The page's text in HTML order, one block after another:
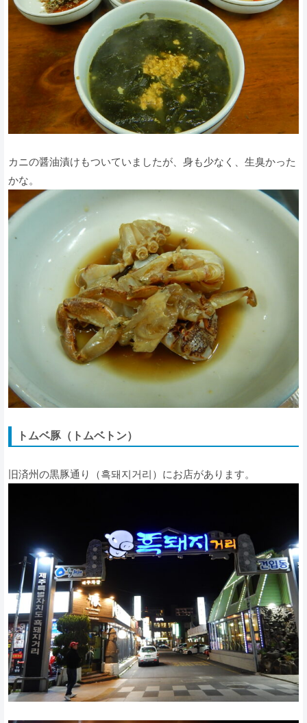
カニの醤油漬けもついていましたが、身も少なく、生臭かった
かな。
トムベ豚（トムベトン）
旧済州の黒豚通り（흑돼지거리）にお店があります。